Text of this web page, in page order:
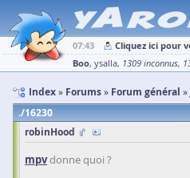
07:43 Cliquez ici pour
Boo ysalla 1309 inconnus
Index Forums Forum général
16230
robinHood
mpvdonne quoi ?